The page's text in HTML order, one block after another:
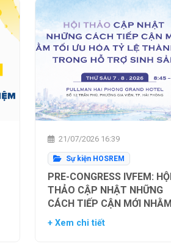
21/07/2026 16:39
Sự kiện HOSREM
PRE-CONGRESS IVFEM: HỘI
THẢO CẬP NHẬT NHỮNG
CÁCH TIẾP CẬN MỚI NHẰM
TỐI ƯU HÓA TỶ LỆ THÀNH
+ Xem chi tiết